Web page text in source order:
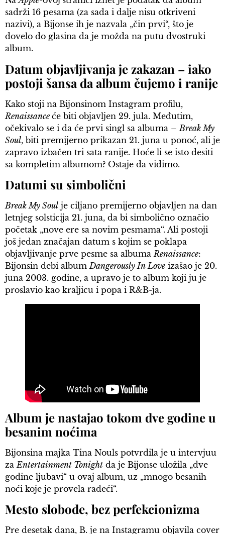
sadrži 16 pesama (za sada i dalje nisu otkriveni
nazivi), a Bijonse ih je nazvala „čin prvi“, što je
dovelo do glasina da je možda na putu dvostruki
album.
Datum objavljivanja je zakazan – iako
postoji šansa da album čujemo i ranije
Kako stoji na Bijonsinom Instagram profilu,
Renaissance će biti objavljen 29. jula. Međutim,
očekivalo se i da će prvi singl sa albuma – Break My
Soul, biti premijerno prikazan 21. juna u ponoć, ali je
zapravo izbačen tri sata ranije. Hoće li se isto desiti
sa kompletim albumom? Ostaje da vidimo.
Datumi su simbolični
Break My Soul je ciljano premijerno objavljen na dan
letnjeg solsticija 21. juna, da bi simbolično označio
početak „nove ere sa novim pesmama“. Ali postoji
još jedan značajan datum s kojim se poklapa
objavljivanje prve pesme sa albumaRenaissance:
Bijonsin debi albumDangerously In Love izašao je 20.
juna 2003. godine, a upravo je to album koji ju je
proslavio kao kraljicu i popa i R&B-ja.
Album je nastajao tokom dve godine u
besanim noćima
Bijonsina majka Tina Nouls potvrdila je u intervjuu
za Entertainment Tonight da je Bijonse uložila „dve
godine ljubavi“ u ovaj album, uz „mnogo besanih
noći koje je provela radeći“.
Mesto slobode, bez perfekcionizma
Pre desetak dana, B. je na Instagramu objavila cover